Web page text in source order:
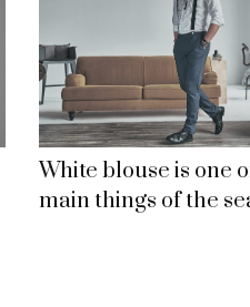
White blouse is one
main things of the